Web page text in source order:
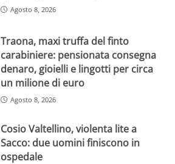
Agosto 8, 2026
Traona, maxi truffa del finto
carabiniere: pensionata consegna
denaro, gioielli e lingotti per circa
un milione di euro
Agosto 8, 2026
Cosio Valtellino, violenta lite a
Sacco: due uomini finiscono in
ospedale